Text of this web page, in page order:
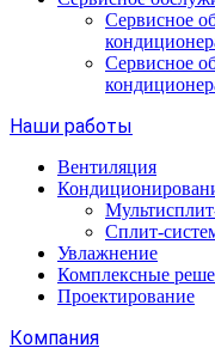
Сервисное
Сервисное
Наши работы
Вентиляция
Сплит-
Увлажнение
Комплексные
Проектирование
Компания